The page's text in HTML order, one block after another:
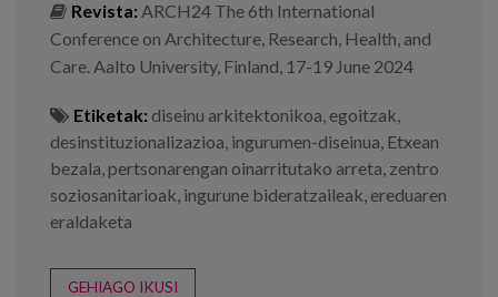
Revista: ARCH24 The 6th International
Conference on Architecture, Research, Health, and
Care. Aalto University, Finland, 17-19 June 2024
Etiketak: diseinu arkitektonikoa egoitzak
desinstituzionalizazioa ingurumen-diseinua Etxean
bezala pertsonarengan oinarritutako arreta zentro
soziosanitarioak ingurune bideratzaileak ereduaren
eraldaketa
GEHIAGO IKUSI